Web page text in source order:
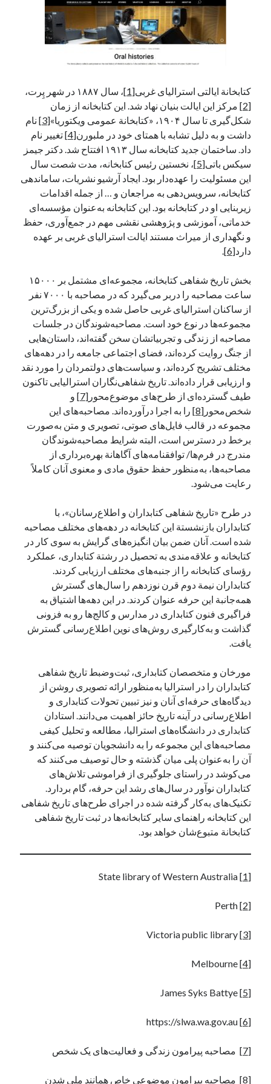
آخرین دیدگاه‌ها
درمَه‌لقا مَلّاح، حافظ محیط زیست ایران
شهریور ۱۳۹۹)
سعیدی در
بزرگداشت یاد و نام استاد اسماعیل سعادت (مهر ۱۳۰۴- شهریور
۱۳۹۹)
جست‌وجو
کتابخانة ایالتی استرالیای غربی[1]
، سال ۱۸۸۷ در شهر پِرت،
[2]
مرکز این ایالت بنیان نهاد شد. این کتابخانه از زمان
شکل‌گیری تا سال ۱۹۰۴، «کتابخانة عمومی ویکتوریا»
[3]
نام
داشت و به دلیل تشابه با همتای خود در ملبورن[4]
تغییر نام
داد. ساختمان جدید کتابخانه سال ۱۹۱۳ افتتاح شد. دکتر جیمز
سیکس باتی[5]
، نخستین رئیس کتابخانه، مدت شصت سال
این مسئولیت را عهده‌دار بود. ایجاد آرشیو نشریات، ساماندهی
کتابخانه، سرویس‌دهی به مراجعان و … از جمله اقدامات
زیربنایی او در کتابخانه بود. این کتابخانه به‌عنوان مؤسسه‌ای
خدماتی، آموزشی و پژوهشی نقشی مهم در جمع‌آوری، حفظ
و نگهداری از میراث مستند ایالت استرالیای غربی بر عهده
دارد[6]
.
بخش تاریخ شفاهی کتابخانه، مجموعه‌ای مشتمل بر ۱۵۰۰۰
ساعت مصاحبه را دربر می‌گیرد که در مصاحبه با ۷۰۰۰ نفر
از ساکنان استرالیای غربی حاصل شده و یکی از بزرگ‌ترین
مجموعه‌ها در نوع خود است. مصاحبه‌شوندگان در جلسات
مصاحبه از زندگی و تجربیاتشان سخن گفته‌اند، داستان‌هایی
از جنگ روایت کرده‌اند، فضای اجتماعی جامعه را در دهه‌های
مختلف تشریح کرده‌اند، و سیاست‌های دولتمردان را مورد نقد
و ارزیابی قرار داده‌اند. تاریخ شفاهی‌نگاران استرالیایی تاکنون
طیف گسترده‌ای از طرح‌های موضوع‌محور[7]
و
شخص‌محور[8]
را به اجرا درآورده‌اند. مصاحبه‌های این
مجموعه در قالب فایل‌های صوتی، تصویری و متن به‌صورت
برخط در دسترس است، البته شرایط مصاحبه‌شوندگان
مندرج در فرم‌ها/ توافقنامه‌های آگاهانة بهره‌برداری از
مصاحبه‌ها، به‌منظور حفظ حقوق مادی و معنوی آنان کاملاً
رعایت می‌شود.
در طرح «تاریخ شفاهی کتابداران و اطلاع‌رسانان»، با
کتابداران بازنشستة این کتابخانه در دهه‌های مختلف مصاحبه
شده است. آنان ضمن بیان انگیزه‌های گرایش به سوی کار در
کتابخانه و علاقه‌مندی به تحصیل در رشتة کتابداری، عملکرد
رؤسای کتابخانه را از جنبه‌های مختلف ارزیابی کردند.
کتابداران نیمة دوم قرن نوزدهم را سال‌های گسترش
همه‌جانبة این حرفه عنوان کردند. در این دهه‌ها اشتیاق به
فراگیری فنون کتابداری در مدارس و کالج‌ها رو به فزونی
گذاشت و به‌کارگیری روش‌های نوین اطلاع‌رسانی گسترش
یافت.
مورخان و متخصصان کتابداری، ثبت‌وضبط تاریخ شفاهی
کتابداران را در استرالیا به‌منظور ارائه تصویری روشن از
دیدگاه‌های حرفه‌ای آنان و نیز تبیین تحولات کتابداری و
اطلاع‌رسانی در آینه تاریخ حائز اهمیت می‌دانند. استادان
کتابداری در دانشگاه‌های استرالیا، مطالعه و تحلیل کیفی
مصاحبه‌های این مجموعه را به دانشجویان توصیه می‌کنند و
آن را به‌عنوان پلی میان گذشته و حال توصیف می‌کنند که
می‌کوشد در راستای جلوگیری از فراموشی تلاش‌های
کتابداران نوآور در سال‌های رشد این حرفه، گام بردارد.
تکنیک‌های به‌کار گرفته شده در اجرای طرح‌های تاریخ شفاهی
این کتابخانه راهنمای سایر کتابخانه‌ها در ثبت تاریخ شفاهی
کتابخانة متبوع‌شان خواهد بود.
[1]
State library of Western Australia
[2]
Perth
[3]
Victoria public library
[4]
Melbourne
[5]
James Syks Battye
[6]
https://slwa.wa.gov.au
[7] مصاحبه پیرامون زندگی و فعالیت‌های یک شخص
[8] مصاحبه پیرامون موضوعی خاص همانند ملی شدن